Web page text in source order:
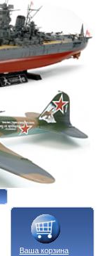
Ваша корзина